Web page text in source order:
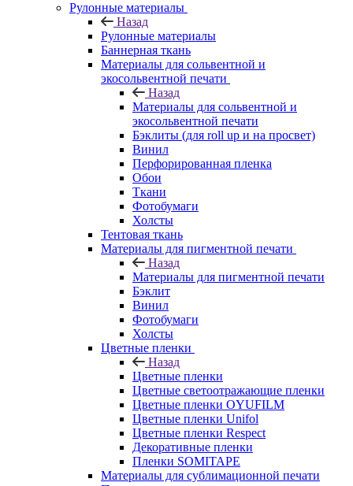
Рулонные материалы
Назад
Рулонные материалы
Баннерная ткань
Материалы для сольвентной и
экосольвентной печати
Назад
Материалы для сольвентной и
экосольвентной печати
Бэклиты (для roll up и на просвет)
Винил
Перфорированная пленка
Обои
Ткани
Фотобумаги
Холсты
Тентовая ткань
Материалы для пигментной печати
Назад
Материалы для пигментной печати
Бэклит
Винил
Фотобумаги
Холсты
Цветные пленки
Назад
Цветные пленки
Цветные светоотражающие пленки
Цветные пленки OYUFILM
Цветные пленки Unifol
Цветные пленки Respect
Декоративные пленки
Пленки SOMITAPE
Материалы для сублимационной печати